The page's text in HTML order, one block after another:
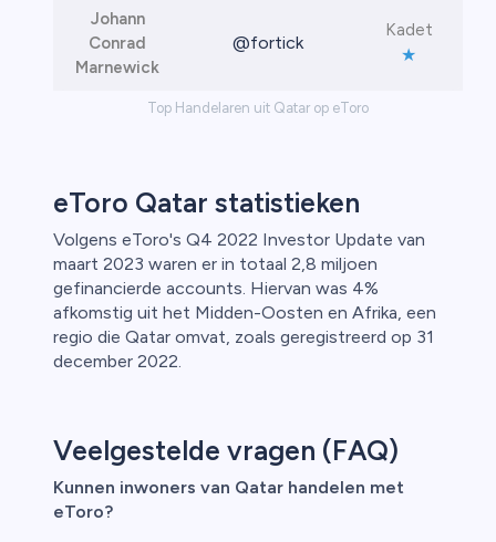
Top Handelaren uit Qatar op eToro
Johann
Conrad
Marnewick
@fortick
Kadet
★
eToro Qatar statistieken
Volgens eToro's Q4 2022 Investor Update van
maart 2023 waren er in totaal 2,8 miljoen
gefinancierde accounts. Hiervan was 4%
afkomstig uit het Midden-Oosten en Afrika, een
regio die Qatar omvat, zoals geregistreerd op 31
december 2022.
Veelgestelde vragen (FAQ)
Kunnen inwoners van Qatar handelen met
eToro?